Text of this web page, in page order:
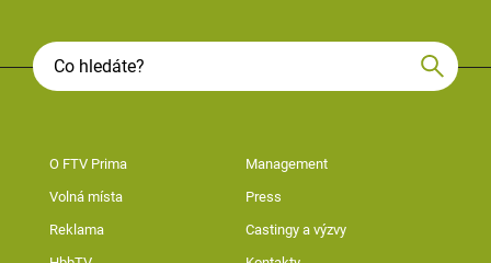
O FTV Prima Management
Volná místa Press
Reklama Castingy a výzvy